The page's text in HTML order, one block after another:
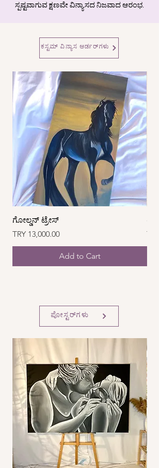
ಸ್ಪಷ್ಟವಾಗುವ ಕ್ಷಣವೇ ವಿನ್ಯಾಸದ ನಿಜವಾದ ಆರಂಭ.
ಕಸ್ಟಮ್ ವಿನ್ಯಾಸ ಆರ್ಡರ್‌ಗಳು
ಗೋಲ್ಡನ್ ಟ್ರೇಸ್
Price
TRY 13,000.00
Add to Cart
ಟ್ರೇಸ್
Price
ಪೋಸ್ಟರ್‌ಗಳು